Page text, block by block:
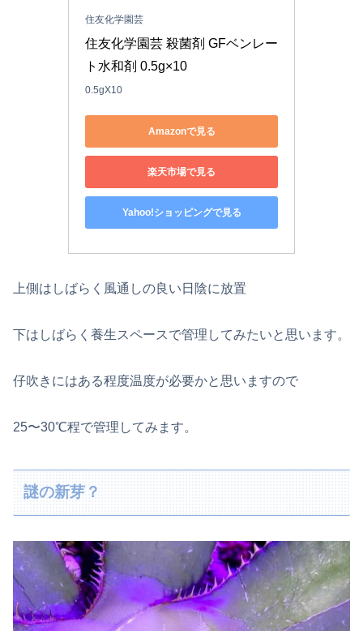
住友化学園芸
住友化学園芸 殺菌剤 GFベンレー
ト水和剤 0.5g×10
0.5gX10
Amazonで見る
楽天市場で見る
Yahoo!ショッピングで見る
上側はしばらく風通しの良い日陰に放置
下はしばらく養生スペースで管理してみたいと思います。
仔吹きにはある程度温度が必要かと思いますので
25〜30℃程で管理してみます。
謎の新芽？